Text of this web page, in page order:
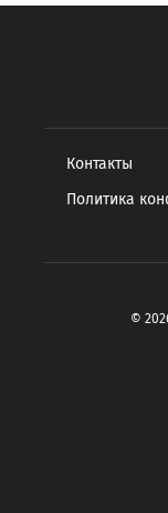
Контакты
Политика
©